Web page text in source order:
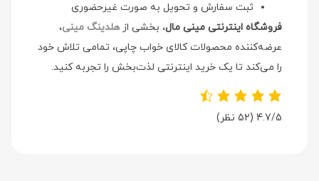
ثبت سفارش و تحویل به صورت غیرحضوری
فروشگاه اینترنتی مینی مال، بخشی ازهلدینگ مینی،
عرضه‌کننده محصولات کالای خواب چاپی، تمامی تلاش خود
را می‌کند تا یک خرید اینترنتی لذت‌بخش را تجربه کنید.
4.7/5 (52 نظر)